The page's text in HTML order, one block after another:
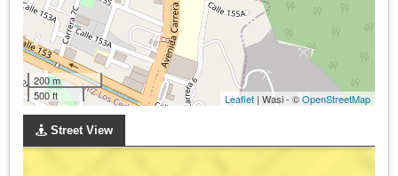
200 m
500 ft
Leaflet | Wasi - ©OpenStreetMap
Street View